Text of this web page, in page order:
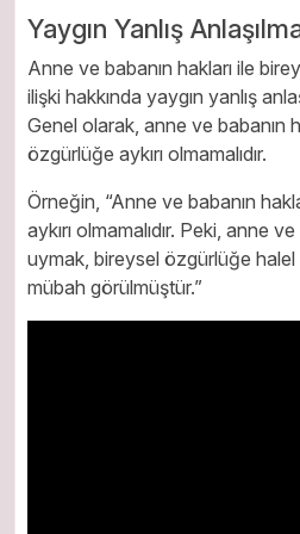
Yaygın Yanlış
Anne ve babanın hakları ile
ilişki hakkında yaygın yanlış
Genel olarak, anne ve babanın
özgürlüğe aykırı olmamalıdır.
Örneğin, “Anne ve babanın
aykırı olmamalıdır. Peki, anne
uymak, bireysel özgürlüğe halel
mübah görülmüştür.”